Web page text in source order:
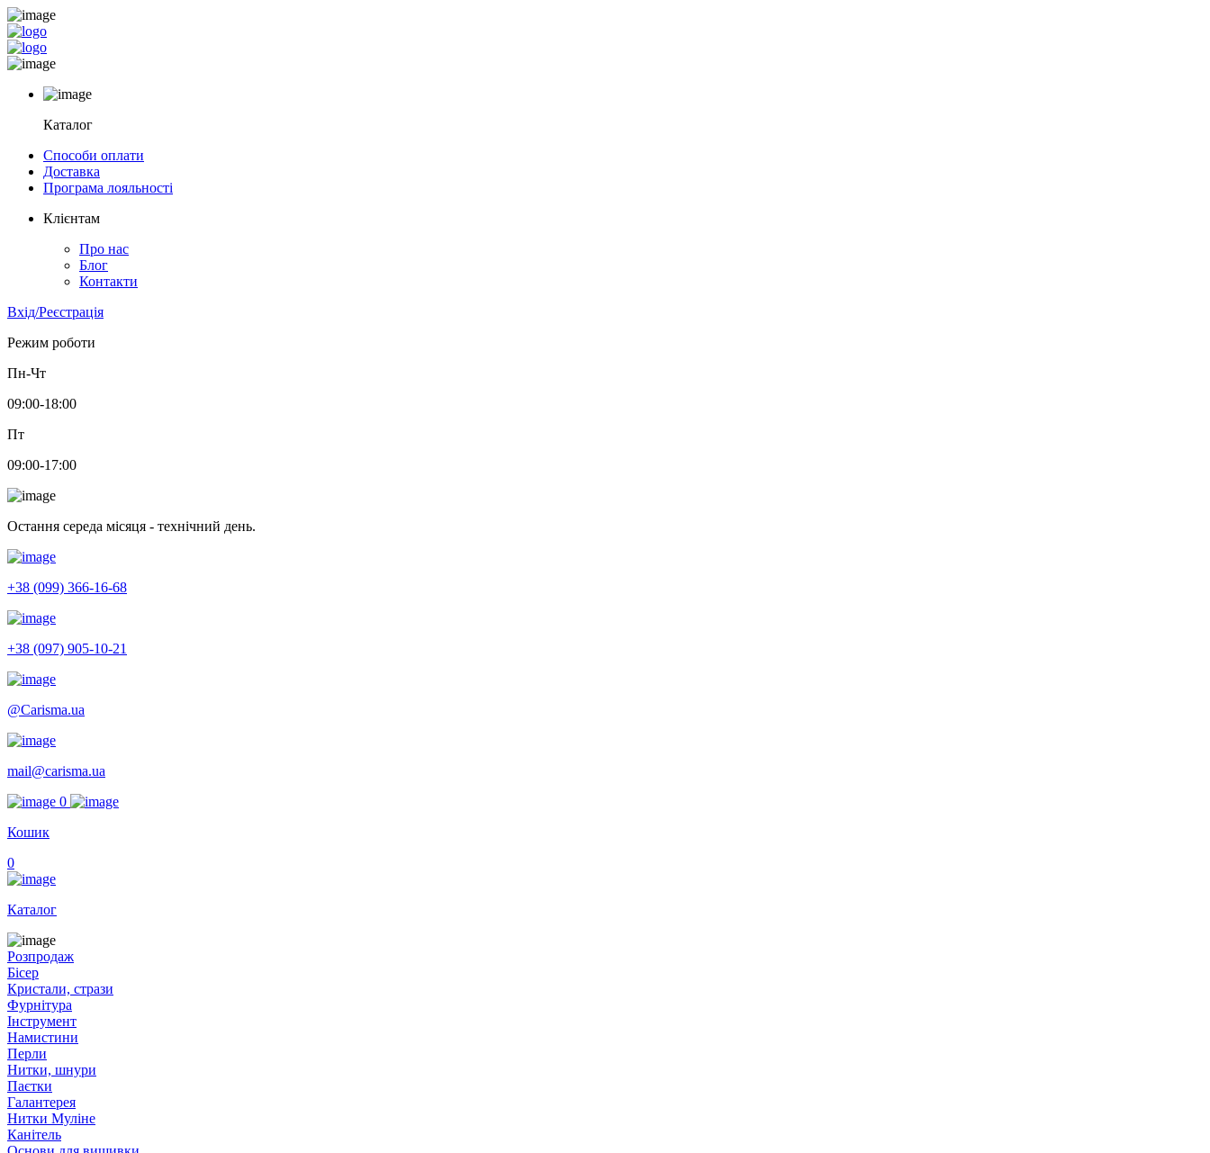
Каталог
Способи оплати
Доставка
Програма лояльності
Клієнтам
Про нас
Блог
Контакти
Вхід/Реєстрація
Режим роботи
Пн-Чт
09:00-18:00
Пт
09:00-17:00
Остання середа місяця - технічний день.
+38 (099) 366-16-68
+38 (097) 905-10-21
@Carisma.ua
mail@carisma.ua
0
Кошик
0
Каталог
Розпродаж
Бісер
Кристали, стрази
Фурнітура
Інструмент
Намистини
Перли
Нитки, шнури
Паєтки
Галантерея
Нитки Муліне
Канітель